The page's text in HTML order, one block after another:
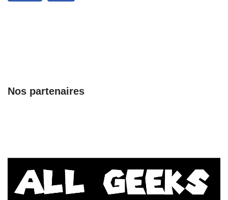
Nos partenaires